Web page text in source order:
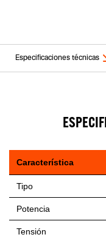
Especificaciones técnicas
Característica
Tipo
Potencia
Tensión